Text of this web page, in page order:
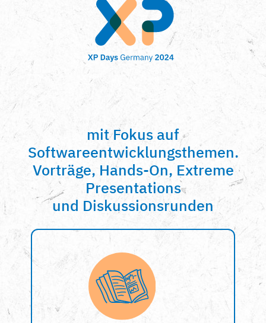
mit Fokus auf
Softwareentwicklungsthemen.
Vorträge, Hands-On, Extreme
Presentations
und Diskussionsrunden